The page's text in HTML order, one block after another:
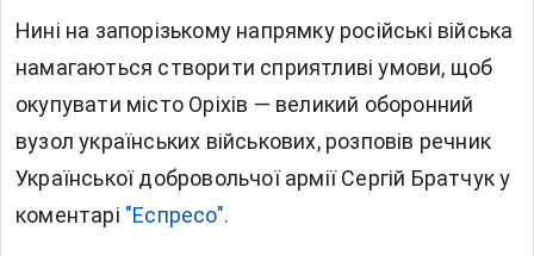
Нині на запорізькому напрямку російські війська
намагаються створити сприятливі умови, щоб
окупувати місто Оріхів — великий оборонний
вузол українських військових, розповів речник
Української добровольчої армії Сергій Братчук у
коментарі "Еспресо".